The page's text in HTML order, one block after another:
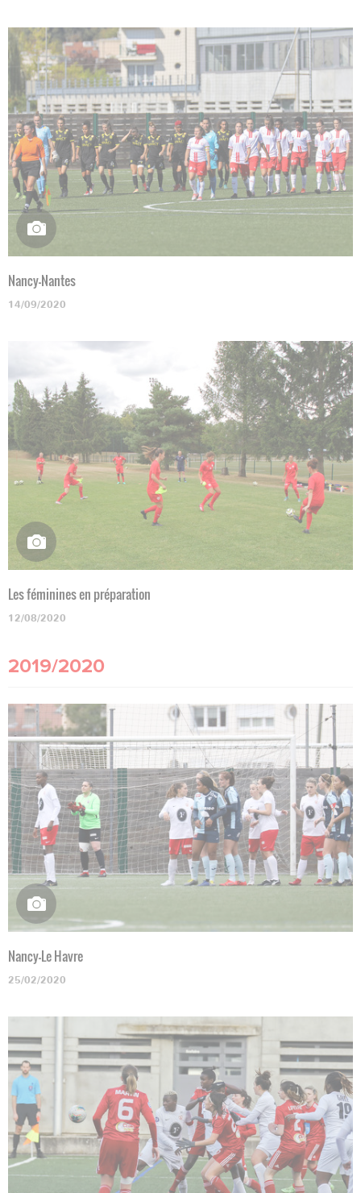
Nancy-Nantes
14/09/2020
Les féminines en préparation
12/08/2020
2019/2020
Nancy-Le Havre
25/02/2020